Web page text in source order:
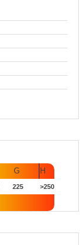
G H
225 >250